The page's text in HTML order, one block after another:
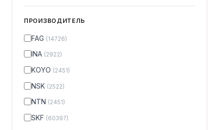
ПРОИЗВОДИТЕЛЬ
FAG (14726)
INA (2922)
KOYO (2451)
NSK (2522)
NTN (2451)
SKF (60397)